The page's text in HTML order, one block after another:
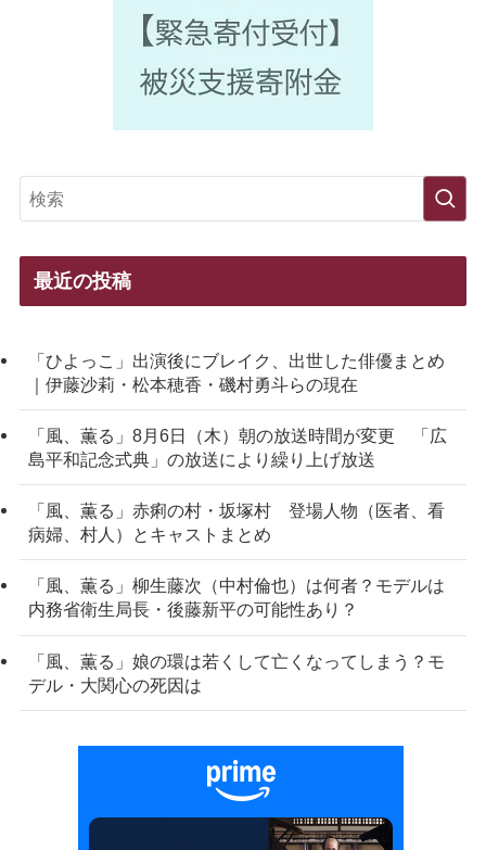
最近の投稿
「ひよっこ」出演後にブレイク、出世した俳優まとめ
｜伊藤沙莉・松本穂香・磯村勇斗らの現在
「風、薫る」8月6日（木）朝の放送時間が変更 「広
島平和記念式典」の放送により繰り上げ放送
「風、薫る」赤痢の村・坂塚村 登場人物（医者、看
病婦、村人）とキャストまとめ
「風、薫る」柳生藤次（中村倫也）は何者？モデルは
内務省衛生局長・後藤新平の可能性あり？
「風、薫る」娘の環は若くして亡くなってしまう？モ
デル・大関心の死因は